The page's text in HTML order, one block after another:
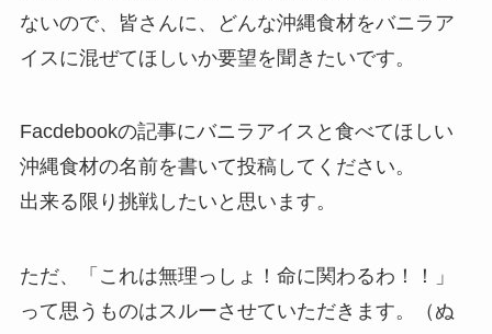
ないので、皆さんに、どんな沖縄食材をバニラア
イスに混ぜてほしいか要望を聞きたいです。
Facdebookの記事にバニラアイスと食べてほしい
沖縄食材の名前を書いて投稿してください。
出来る限り挑戦したいと思います。
ただ、「これは無理っしょ！命に関わるわ！！」
って思うものはスルーさせていただきます。（ぬ